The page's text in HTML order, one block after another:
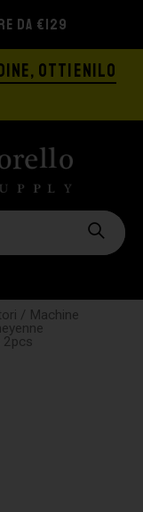
DA €129
OTTIENILO
/ Machine
2pcs